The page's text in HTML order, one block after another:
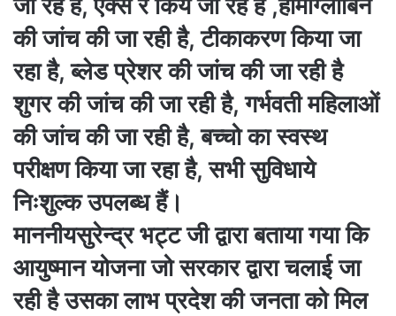
की जांच की जा रही है, टीकाकरण किया जा
रहा है, ब्लेड प्रेशर की जांच की जा रही है
शुगर की जांच की जा रही है, गर्भवती महिलाओं
की जांच की जा रही है, बच्चो का स्वस्थ
परीक्षण किया जा रहा है, सभी सुविधाये
निःशुल्क उपलब्ध हैं।
माननीयसुरेन्द्र भट्ट जी द्वारा बताया गया कि
आयुष्मान योजना जो सरकार द्वारा चलाई जा
रही है उसका लाभ प्रदेश की जनता को मिल